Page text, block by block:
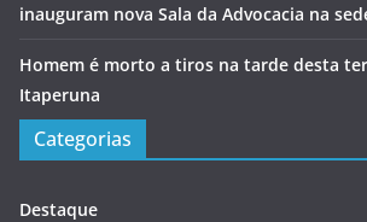
inauguram nova Sala da Advocacia na
Homem é morto a tiros na tarde desta
Itaperuna
Categorias
Destaque